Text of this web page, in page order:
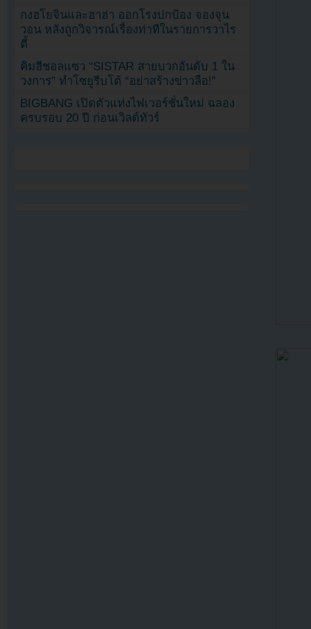
กงฮโยจินและฮาฮ่า ออกโรงปกป้อง จองจุน
วอน หลังถูกวิจารณ์เรื่องท่าทีในรายการวาไร
ตี้
คิมฮีชอลแซว “SISTAR สายบวกอันดับ 1 ใน
วงการ” ทำโซยูรีบโต้ “อย่าสร้างข่าวลือ!”
BIGBANG เปิดตัวแท่งไฟเวอร์ชั่นใหม่ ฉลอง
ครบรอบ 20 ปี ก่อนเวิลด์ทัวร์